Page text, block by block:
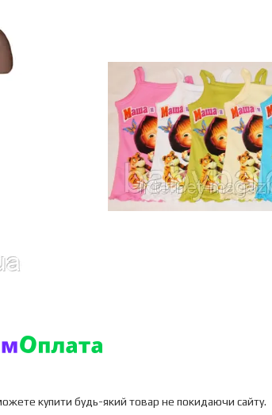
купити будь-який товар не покидаючи сайту.